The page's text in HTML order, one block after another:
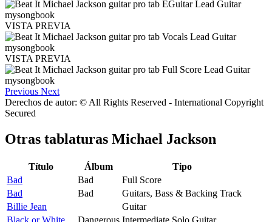
VISTA PREVIA
VISTA PREVIA
Previous Next
Derechos de autor: © All Rights Reserved - International Copyright
Secured
Otras tablaturas Michael Jackson
Título Álbum
Tipo
Bad
Bad
Full Score
Bad
Bad
Guitars, Bass & Backing Track
Billie Jean
Guitar
Black or White
Dangerous Intermediate Solo Guitar